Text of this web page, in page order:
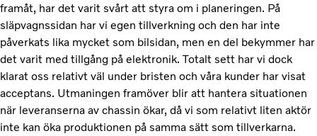
framåt, har det varit svårt att styra om i planeringen. På
släpvagnssidan har vi egen tillverkning och den har inte
påverkats lika mycket som bilsidan, men en del bekymmer har
det varit med tillgång på elektronik. Totalt sett har vi dock
klarat oss relativt väl under bristen och våra kunder har visat
acceptans. Utmaningen framöver blir att hantera situationen
när leveranserna av chassin ökar, då vi som relativt liten aktör
inte kan öka produktionen på samma sätt som tillverkarna.